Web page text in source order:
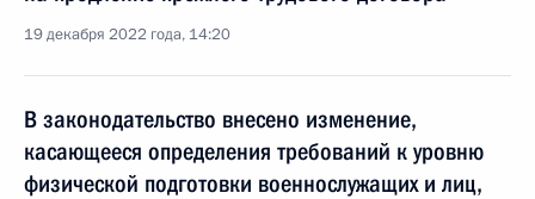
19 декабря 2022 года, 14:20
В законодательство внесено изменение,
касающееся определения требований к уровню
физической подготовки военнослужащих и лиц,